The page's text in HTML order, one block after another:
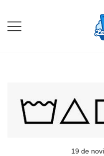
contenido
19 de